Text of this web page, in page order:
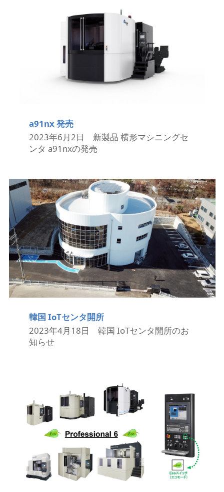
a91nx 発売
2023年6月2日 新製品 横形マシニングセ
ンタ a91nxの発売
韓国 IoTセンタ開所
2023年4月18日 韓国 IoTセンタ開所のお
知らせ